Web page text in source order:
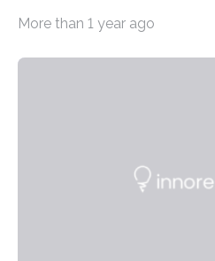
„Microverse“ mit Arbeiten der
Labor für Mikrobiologie Für
More than 1 year ago